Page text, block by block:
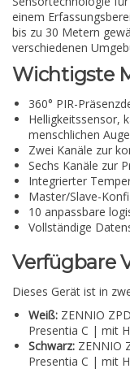
einem
bis zu 30 Metern
verschiedenen
Wichtigste
360° PIR-
Helligkeitssensor,
menschlichen
Zwei Kanäle zur
Sechs Kanäle zur
Integrierter
Master/Slave-
10 anpassbare
Vollständige
Verfügbare
Dieses Gerät ist in
Weiß: ZENNIO
Presentia C | mit
Schwarz: ZENNIO
Presentia C | mit